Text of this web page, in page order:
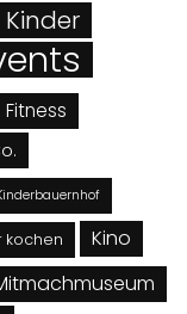
Fitness
kochen Kino